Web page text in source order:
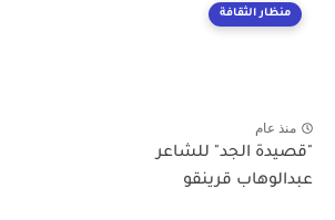
منظار الثقافة
منذ عام
"قصيدة الجد" للشاعر
عبدالوهاب قرينقو